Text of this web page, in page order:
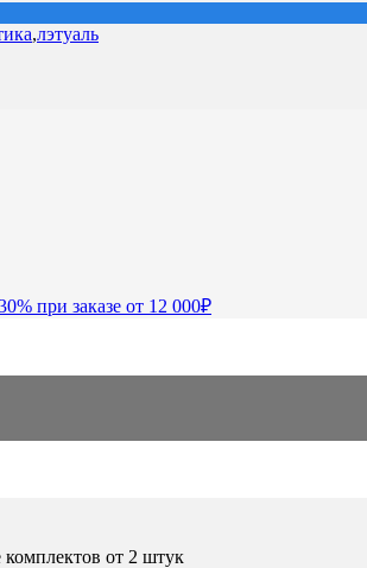
,лэтуаль
при заказе от 12 000₽
от 2 штук